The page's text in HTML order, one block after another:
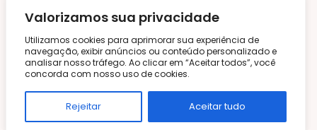
Valorizamos sua privacidade
Utilizamos cookies para aprimorar sua experiência de
navegação, exibir anúncios ou conteúdo personalizado e
analisar nosso tráfego. Ao clicar em “Aceitar todos”, você
concorda com nosso uso de cookies.
Rejeitar Aceitar tudo
Dicas E Informações
Doces E Sobremesas
Geladas
Festas De Aniversário
Receitas Internacionais
Receitas Rápidas E Fáceis
Sem Categoria